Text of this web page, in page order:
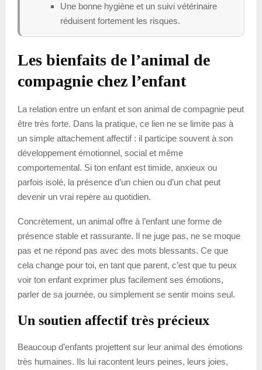
Une bonne hygiène et un suivi vétérinaire
réduisent fortement les risques.
Les bienfaits de l’animal de
compagnie chez l’enfant
La relation entre un enfant et son animal de compagnie peut
être très forte. Dans la pratique, ce lien ne se limite pas à
un simple attachement affectif : il participe souvent à son
développement émotionnel, social et même
comportemental. Si ton enfant est timide, anxieux ou
parfois isolé, la présence d’un chien ou d’un chat peut
devenir un vrai repère au quotidien.
Concrètement, un animal offre à l’enfant une forme de
présence stable et rassurante. Il ne juge pas, ne se moque
pas et ne répond pas avec des mots blessants. Ce que
cela change pour toi, en tant que parent, c’est que tu peux
voir ton enfant exprimer plus facilement ses émotions,
parler de sa journée, ou simplement se sentir moins seul.
Un soutien affectif très précieux
Beaucoup d’enfants projettent sur leur animal des émotions
très humaines. Ils lui racontent leurs peines, leurs joies,